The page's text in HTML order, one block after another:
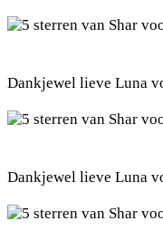
Dankjewel lieve Luna
Dankjewel lieve Luna